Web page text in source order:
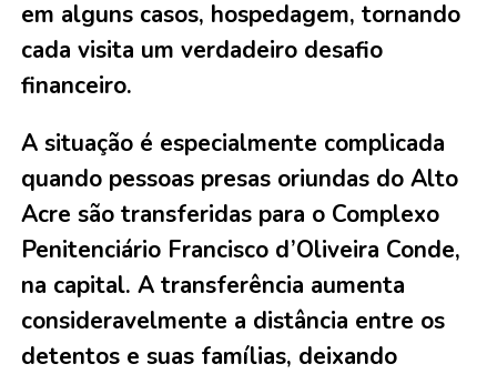
em alguns casos, hospedagem, tornando
cada visita um verdadeiro desafio
financeiro.
A situação é especialmente complicada
quando pessoas presas oriundas do Alto
Acre são transferidas para o Complexo
Penitenciário Francisco d’Oliveira Conde,
na capital. A transferência aumenta
consideravelmente a distância entre os
detentos e suas famílias, deixando